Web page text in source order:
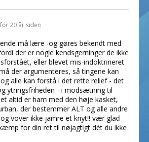
for 20 år siden
må lære -og gøres bekendt med
der er nogle kendsgerninger de ikke
eller blevet mis-indoktrineret
der argumenteres, så tingene kan
alle kan forstå i det rette relief - det
ytringsfriheden - i modsætning til
altid er ham med den høje kasket,
der bestemmer ALT og alle andre
vover ikke jamre et knyt!! vær glad
for din ret til nøjagtigt dèt du ikke